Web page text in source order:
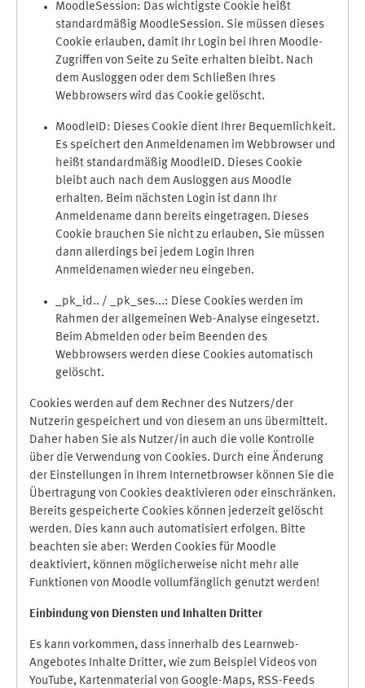
MoodleSession: Das wichtigste Cookie heißt
standardmäßig MoodleSession. Sie müssen dieses
Cookie erlauben, damit Ihr Login bei Ihren Moodle-
Zugriffen von Seite zu Seite erhalten bleibt. Nach
dem Ausloggen oder dem Schließen Ihres
Webbrowsers wird das Cookie gelöscht.
MoodleID: Dieses Cookie dient Ihrer Bequemlichkeit.
Es speichert den Anmeldenamen im Webbrowser und
heißt standardmäßig MoodleID. Dieses Cookie
bleibt auch nach dem Ausloggen aus Moodle
erhalten. Beim nächsten Login ist dann Ihr
Anmeldename dann bereits eingetragen. Dieses
Cookie brauchen Sie nicht zu erlauben, Sie müssen
dann allerdings bei jedem Login Ihren
Anmeldenamen wieder neu eingeben.
_pk_id.. / _pk_ses...: Diese Cookies werden im
Rahmen der allgemeinen Web-Analyse eingesetzt.
Beim Abmelden oder beim Beenden des
Webbrowsers werden diese Cookies automatisch
gelöscht.
Cookies werden auf dem Rechner des Nutzers/der
Nutzerin gespeichert und von diesem an uns übermittelt.
Daher haben Sie als Nutzer/in auch die volle Kontrolle
über die Verwendung von Cookies. Durch eine Änderung
der Einstellungen in Ihrem Internetbrowser können Sie die
Übertragung von Cookies deaktivieren oder einschränken.
Bereits gespeicherte Cookies können jederzeit gelöscht
werden. Dies kann auch automatisiert erfolgen. Bitte
beachten sie aber: Werden Cookies für Moodle
deaktiviert, können möglicherweise nicht mehr alle
Funktionen von Moodle vollumfänglich genutzt werden!
Einbindung von Diensten und Inhalten Dritter
Es kann vorkommen, dass innerhalb des Learnweb-
Angebotes Inhalte Dritter, wie zum Beispiel Videos von
YouTube, Kartenmaterial von Google-Maps, RSS-Feeds